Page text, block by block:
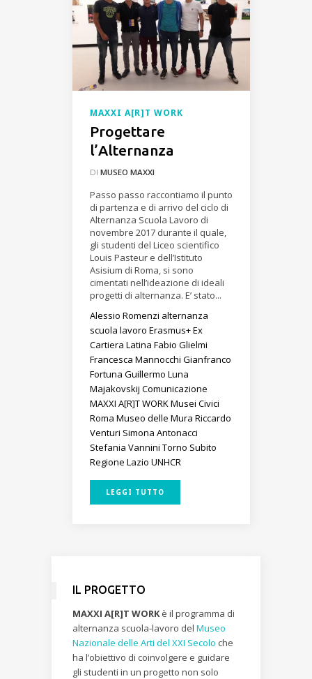
MAXXI A[R]T WORK
Progettare
l’Alternanza
DI MUSEO MAXXI
Passo passo raccontiamo il punto
di partenza e di arrivo del ciclo di
Alternanza Scuola Lavoro di
novembre 2017 durante il quale,
gli studenti del Liceo scientifico
Louis Pasteur e dell’Istituto
Asisium di Roma, si sono
cimentati nell’ideazione di ideali
progetti di alternanza. E’ stato...
Alessio Romenzi alternanza
scuola lavoro Erasmus+Ex
Cartiera Latina Fabio Glielmi
Francesca Mannocchi Gianfranco
Fortuna Guillermo Luna
Majakovskij Comunicazione
MAXXI A[R]T WORKMusei Civici
Roma Museo delle Mura Riccardo
Venturi Simona Antonacci
Stefania Vannini Torno Subito
Regione Lazio UNHCR
LEGGI TUTTO
IL PROGETTO
MAXXI A[R]T WORKè il programma di
alternanza scuola-lavoro del Museo
Nazionale delle Arti del XXI Secolo che
ha l’obiettivo di coinvolgere e guidare
gli studenti in un progetto non solo